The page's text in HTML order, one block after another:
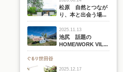
松原 自然とつなが
り、本と出会う場...
2025.11.13
池尻 話題の
HOME/WORK VIL...
2025.12.17